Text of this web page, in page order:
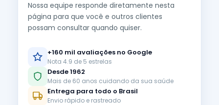
Nossa equipe responde diretamente nesta
página para que você e outros clientes
possam consultar quando quiser.
+160 mil avaliações no Google
Nota 4.9 de 5 estrelas
Desde 1962
Mais de 60 anos cuidando da sua saúde
Entrega para todo o Brasil
Envio rápido e rastreado